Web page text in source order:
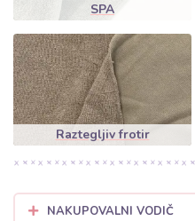
Laminiran frotir
nepremočljivo plastjo, ki ščiti
vlago, hkrati pa ostaja
Zakaj izbrati frotir
Frotir izstopa po svoji značilni
trgovini boste našli ne le
vzorčast frotir(črte, cvetje ali
interier.
SPA
Raztegljiv frotir
NAKUPOVALNI VODIČ